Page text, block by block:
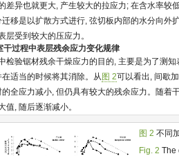
差异也就更大, 产生较大的拉应力; 在含水率
迁移是以扩散方式进行, 弦切板内部的水分向
层受到较大的压应力。
干过程中表层残余应力变化规律
检验锯材残余干燥应力的目的, 主要是为了测
在适当的时候将其消除。从 图 2可以看出, 间歇
的全应力减小, 但仍具有较大的残余应力。随着
值, 随后逐渐减小。
图 2 不同
Fig. 2 The